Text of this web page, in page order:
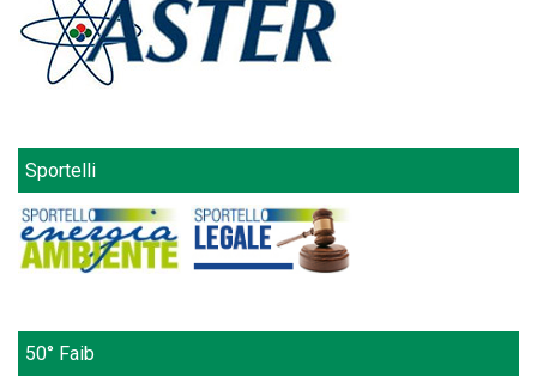
Sportelli
50° Faib